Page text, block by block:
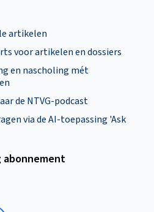
artikelen
voor artikelen en dossiers
en nascholing mét
de NTVG-podcast
via de AI-toepassing 'Ask